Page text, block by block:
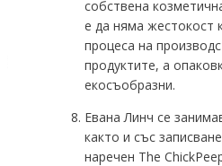
собствена
е да няма жестокост
процеса на
продуктите, а
екосъобразни.
Евана Линч се
както и със
наречен The